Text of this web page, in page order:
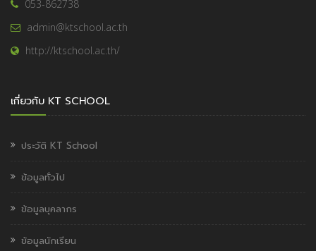
053-862738
admin@ktschool.ac.th
http://ktschool.ac.th/
เกี่ยวกับ KT SCHOOL
ประวัติ KT School
ข้อมูลทั่วไป
ข้อมูลบุคลากร
ข้อมูลนักเรียน